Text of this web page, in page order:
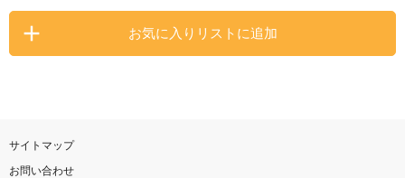
自宅でカラオケ歌い放題！
お気に入りリストに追加
サイトマップ
お問い合わせ